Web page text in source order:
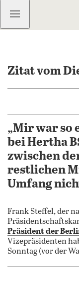
Kostenlos
Zitat vom
„Mir war so
bei Hertha
zwischen
restlichen
Umfang
Frank Steffel, der
Präsident der
Vizepräsidenten
Sonntag (vor der